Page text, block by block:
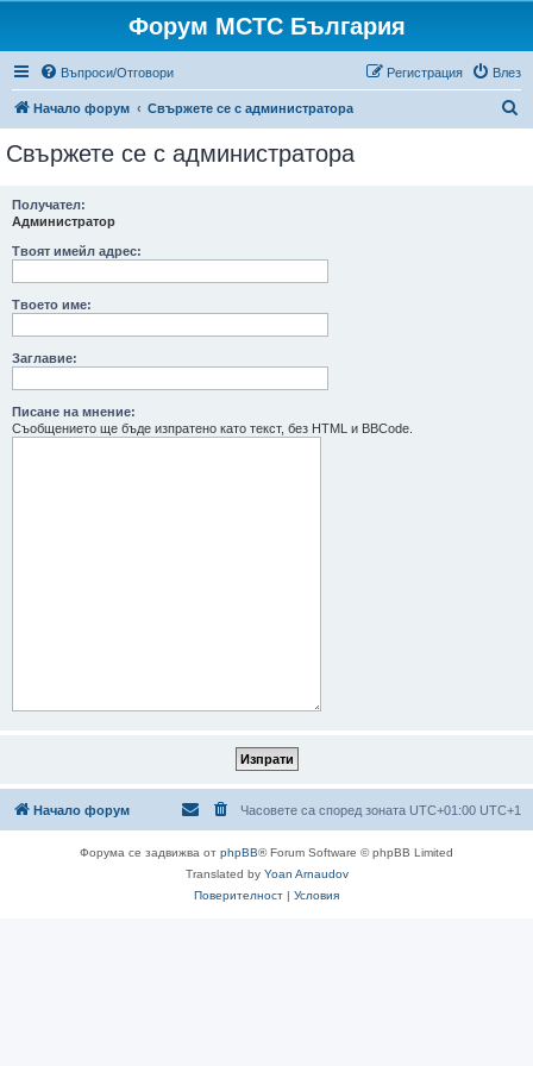
Форум МСТС България
Въпроси/Отговори Влез
Регистрация
Начало форум Свържете се с администратора
Свържете се с администратора
Получател:
Администратор
Твоят имейл адрес:
Твоето име:
Заглавие:
Писане на мнение:
Съобщението ще бъде изпратено като текст, без HTML и BBCode.
Начало форум Часовете са според зоната UTC+01:00 UTC+1
Форума се задвижва от phpBB® Forum Software © phpBB Limited
Translated by Yoan Arnaudov
Поверителност | Условия